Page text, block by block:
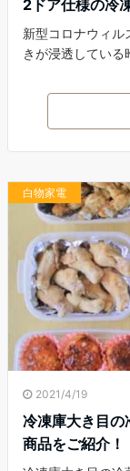
2ドア仕様の冷
新型コロナウィル
きが浸透している
白物家電
2021/4/19
冷凍庫大き目の
商品をご紹介！